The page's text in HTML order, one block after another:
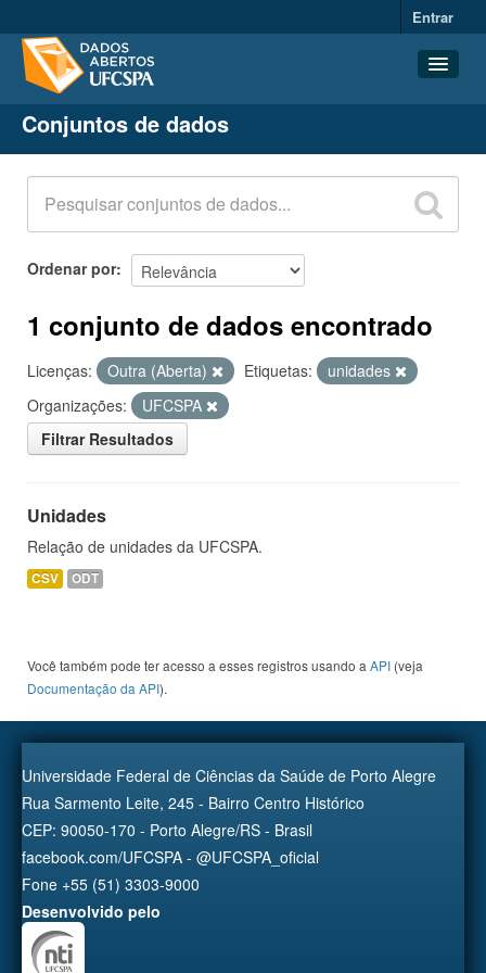
Entrar
Conjuntos de dados
Organizações
Grupos
Sobre
Conjuntos de dados
Ordenar por
1 conjunto de dados encontrado
Licenças: Outra (Aberta) Etiquetas:
unidades
Organizações:
UFCSPA
Filtrar Resultados
Unidades
Relação de unidades da UFCSPA.
CSV ODT
Você também pode ter acesso a esses registros usando a API (veja
Documentação da API).
Universidade Federal de Ciências da Saúde de Porto Alegre
Rua Sarmento Leite, 245 - Bairro Centro Histórico
CEP: 90050-170 - Porto Alegre/RS - Brasil
facebook.com/UFCSPA - @UFCSPA_oficial
Fone +55 (51) 3303-9000
Desenvolvido pelo